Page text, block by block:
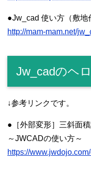
●Jw_cad 使い方（敷地
http://mam-mam.net/
Jw_cadのヘ
↓参考リンクです。
●［外部変形］三斜面
～JWCADの使い方～
https://